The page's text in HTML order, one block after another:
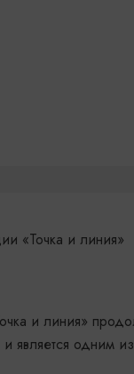
«Точка и линия»
и линия»
одним